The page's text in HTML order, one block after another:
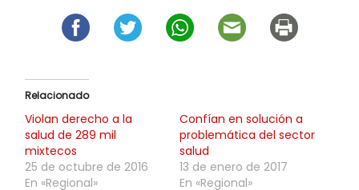
Relacionado
Violan derecho a la
salud de 289 mil
mixtecos
25 de octubre de 2016
En «Regional»
Confían en solución a
problemática del sector
salud
13 de enero de 2017
En «Regional»